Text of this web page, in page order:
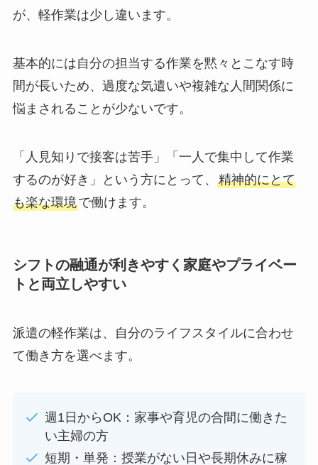
が、軽作業は少し違います。
基本的には自分の担当する作業を黙々とこなす時
間が長いため、過度な気遣いや複雑な人間関係に
悩まされることが少ないです。
「人見知りで接客は苦手」「一人で集中して作業
するのが好き」という方にとって、 精神的にとて
も楽な環境で働けます。
シフトの融通が利きやすく家庭やプライベー
トと両立しやすい
派遣の軽作業は、自分のライフスタイルに合わせ
て働き方を選べます。
週1日からOK：家事や育児の合間に働きた
い主婦の方
短期・単発：授業がない日や長期休みに稼